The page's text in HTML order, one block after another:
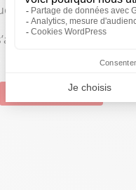
jamais dos au mur.
àKaliningrad
Suivre Sud Radio